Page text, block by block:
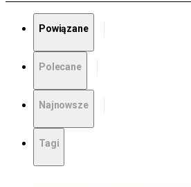
Powiązane
Polecane
Najnowsze
Tagi